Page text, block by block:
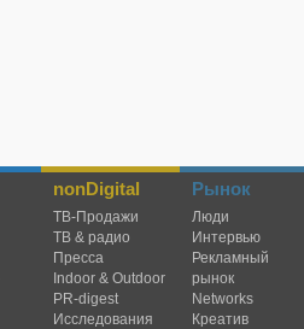
nonDigital
TВ-Продажи
ТВ & радио
Пресса
Indoor & Outdoor
PR-digest
Исследования
Рынок
Люди
Интервью
Рекламный
рынок
Networks
Креатив